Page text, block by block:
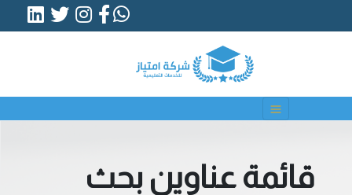
قائمة عناوين بحث